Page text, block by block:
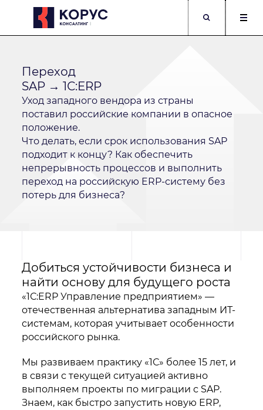
Переход
SAP → 1С:ERP
Уход западного вендора из страны
поставил российские компании в опасное
положение.
Что делать, если срок использования SAP
подходит к концу? Как обеспечить
непрерывность процессов и выполнить
переход на российскую ERP-систему без
потерь для бизнеса?
Добиться устойчивости бизнеса и
найти основу для будущего роста
«1С:ERP Управление предприятием» —
отечественная альтернатива западным ИТ-
системам, которая учитывает особенности
российского рынка.
Мы развиваем практику «1С» более 15 лет, и
в связи с текущей ситуацией активно
выполняем проекты по миграции с SAP.
Знаем, как быстро запустить новую ERP,
Компания
Даюсогласиена обработку персональных данных
Политика обработки персональных данных
рассылок
Oтправить
Благодарим за заявку!